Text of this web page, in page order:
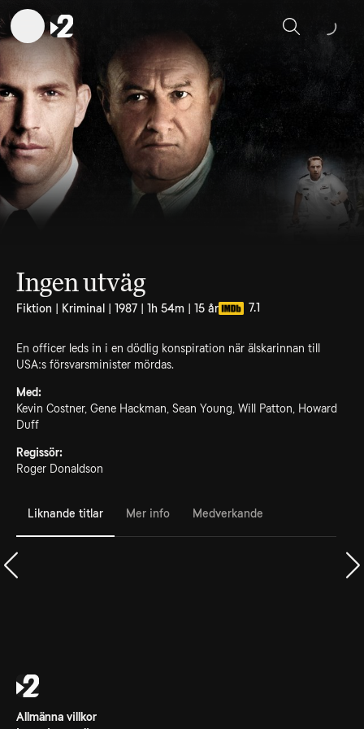
Sök
Ingen utväg
Fiktion | Kriminal | 1987 | 1h 54m | 15 år 7.1
En officer leds in i en dödlig konspiration när älskarinnan till
USA:s försvarsminister mördas.
Med:
Kevin Costner, Gene Hackman, Sean Young, Will Patton, Howard
Duff
Regissör:
Roger Donaldson
Liknande titlar Mer info Medverkande
Allmänna villkor